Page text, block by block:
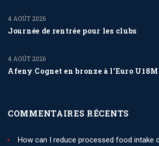
Journée de rentrée pour les clubs
4 AOÛT 2026
Afeny Cognet en bronze à l’Euro U18M
4 AOÛT 2026
COMMENTAIRES RÉCENTS
How can I reduce processed food intake